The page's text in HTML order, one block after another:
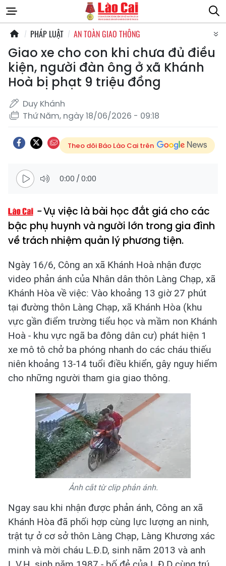
PHÁP LUẬT AN TOÀN GIAO THÔNG
Giao xe cho con khi chưa đủ điều
kiện, người đàn ông ở xã Khánh
Hoà bị phạt 9 triệu đồng
Duy Khánh
Thứ Năm, ngày 18/06/2026 - 09:18
Theo dõi Báo Lào Cai trên
0:00 /0:00
Vụ việc là bài học đắt giá cho các
bậc phụ huynh và người lớn trong gia đình
về trách nhiệm quản lý phương tiện.
Ngày 16/6, Công an xã Khánh Hoà nhận được
video phản ánh của Nhân dân thôn Làng Chạp, xã
Khánh Hòa về việc: Vào khoảng 13 giờ 27 phút
tại đường thôn Làng Chạp, xã Khánh Hòa (khu
vực gần điểm trường tiểu học và mầm non Khánh
Hoà - khu vực ngã ba đông dân cư) phát hiện 1
xe mô tô chở ba phóng nhanh do các cháu thiếu
niên khoảng 13-14 tuổi điều khiển, gây nguy hiểm
cho những người tham gia giao thông.
Ảnh cắt từ clip phản ánh.
Ngay sau khi nhận được phản ánh, Công an xã
Khánh Hòa đã phối hợp cùng lực lượng an ninh,
trật tự ở cơ sở thôn Làng Chạp, Làng Khương xác
minh và mời cháu L.Đ.D, sinh năm 2013 và anh